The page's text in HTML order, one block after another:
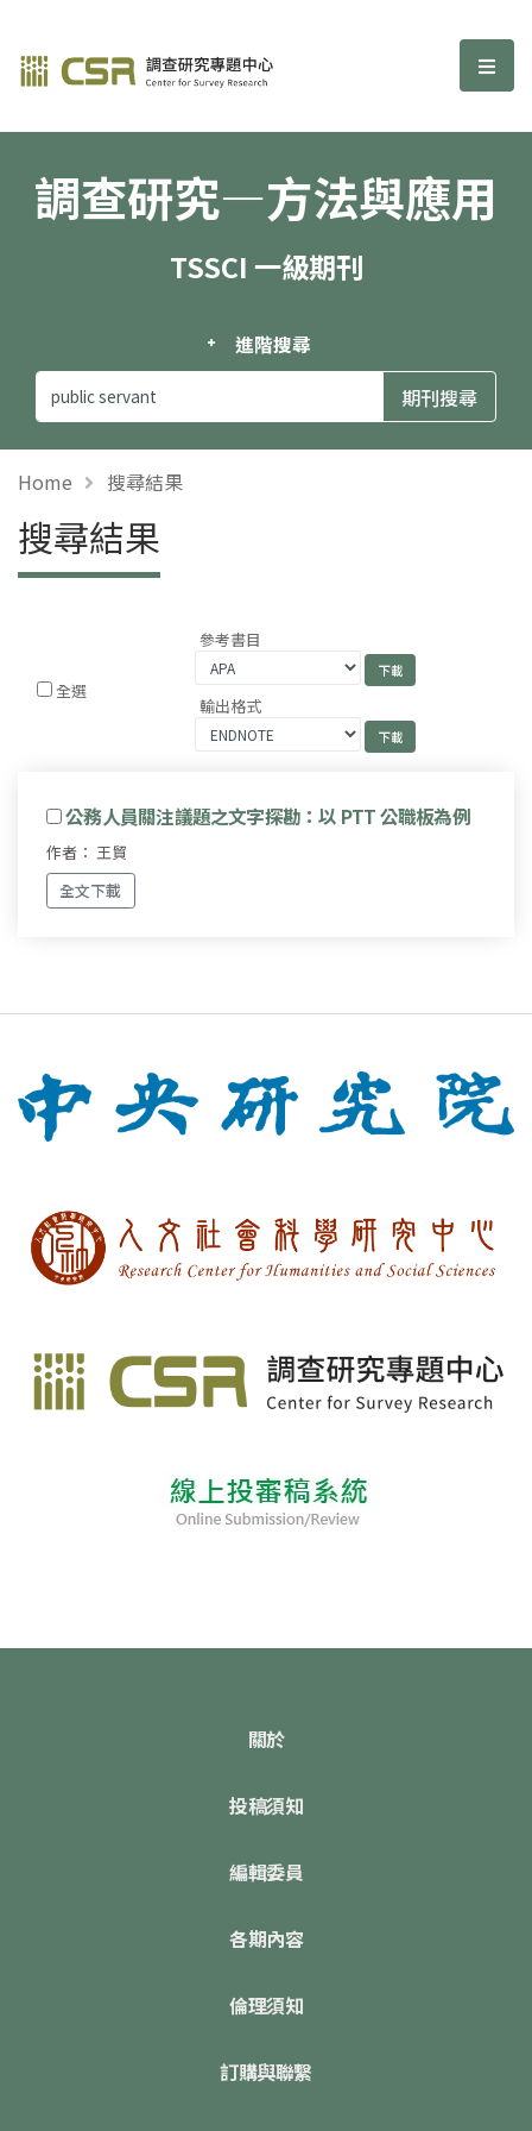
調查研究—方法與應用期刊 選
調查研究—方法與應用
TSSCI 一級期刊
進階搜尋
Home 搜尋結果
搜尋結果
全選
參考書目
輸出格式
公務人員關注議題之文字探勘：以 PTT 公職板為例
作者： 王貿
全文下載
關於
投稿須知
編輯委員
各期內容
倫理須知
訂購與聯繫